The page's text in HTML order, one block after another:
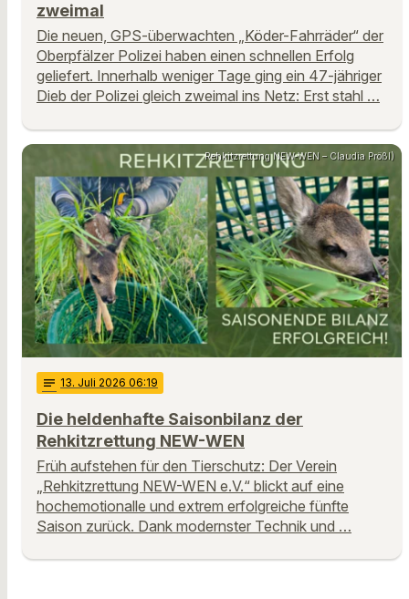
zweimal
Die neuen, GPS-überwachten „Köder-Fahrräder“ der
Oberpfälzer Polizei haben einen schnellen Erfolg
geliefert. Innerhalb weniger Tage ging ein 47-jähriger
Dieb der Polizei gleich zweimal ins Netz: Erst stahl …
Rehkitzrettung NEW-WEN – Claudia Prößl)
notes 13. Juli 2026 06:19
Die heldenhafte Saisonbilanz der
Rehkitzrettung NEW-WEN
Früh aufstehen für den Tierschutz: Der Verein
„Rehkitzrettung NEW-WEN e.V.“ blickt auf eine
hochemotionalle und extrem erfolgreiche fünfte
Saison zurück. Dank modernster Technik und …